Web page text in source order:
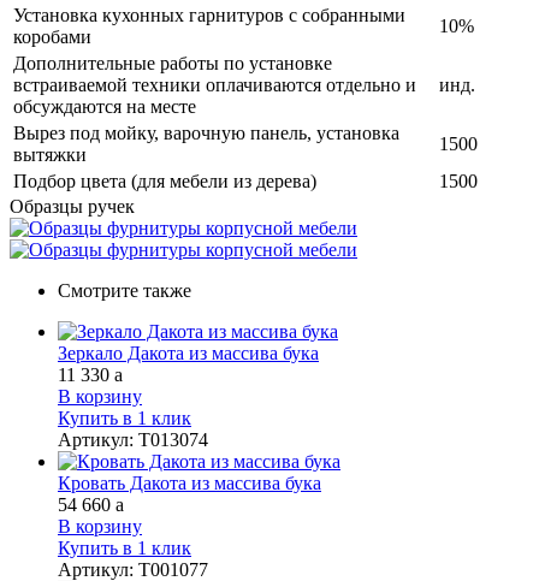
Установка кухонных гарнитуров с собранными
коробами
10%
Дополнительные работы по установке
встраиваемой техники оплачиваются отдельно и
обсуждаются на месте
инд.
Вырез под мойку, варочную панель, установка
вытяжки
1500
Подбор цвета (для мебели из дерева)
1500
Образцы ручек
Смотрите также
Зеркало Дакота из массива бука
11 330 a
В корзину
Купить в 1 клик
Артикул: Т013074
Кровать Дакота из массива бука
54 660 a
В корзину
Купить в 1 клик
Артикул: Т001077